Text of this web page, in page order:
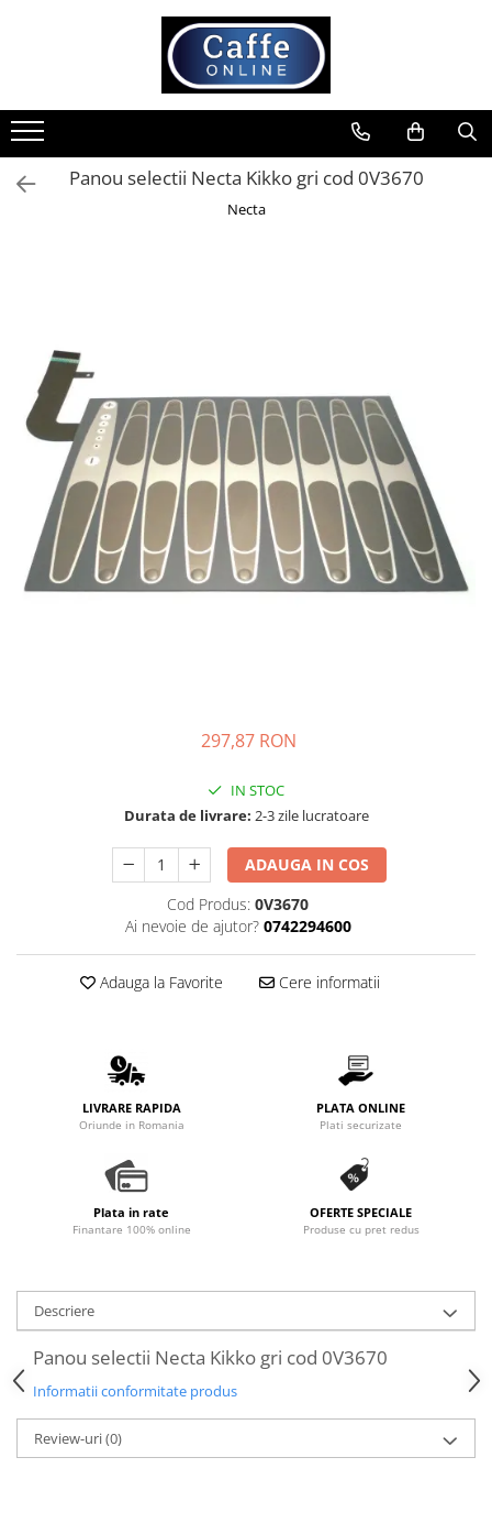
Cafea
Cafea Boabe
Capsule Cafea
Aparate capsule
Aparate clasice
Accesorii
Rasnite
Complementare
Capace
Cesti si farfurii
Pliculete Zahar si Miere
Aparate SH
Piese schimb espressoare
Accesorii si intretinere
Altele
Panou selectii Necta Kikko gri cod 0V3670
Necta
297,87 RON
IN STOC
Durata de livrare: 2-3 zile lucratoare
ADAUGA IN COS
Cod Produs: 0V3670
Ai nevoie de ajutor? 0742294600
Adauga la Favorite Cere informatii
LIVRARE RAPIDA
Oriunde in Romania
PLATA ONLINE
Plati securizate
Plata in rate
Finantare 100% online
OFERTE SPECIALE
Produse cu pret redus
Descriere
Panou selectii Necta Kikko gri cod 0V3670
Informatii conformitate produs
Review-uri(0)